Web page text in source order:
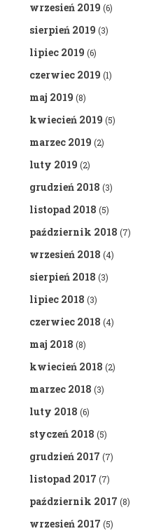
wrzesień 2019 (6)
sierpień 2019 (3)
lipiec 2019 (6)
czerwiec 2019 (1)
maj 2019 (8)
kwiecień 2019 (5)
marzec 2019 (2)
luty 2019 (2)
grudzień 2018 (3)
listopad 2018 (5)
październik 2018 (7)
wrzesień 2018 (4)
sierpień 2018 (3)
lipiec 2018 (3)
czerwiec 2018 (4)
maj 2018 (8)
kwiecień 2018 (2)
marzec 2018 (3)
luty 2018 (6)
styczeń 2018 (5)
grudzień 2017 (7)
listopad 2017 (7)
październik 2017 (8)
wrzesień 2017 (5)